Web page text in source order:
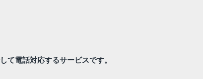
て電話対応するサービスです。